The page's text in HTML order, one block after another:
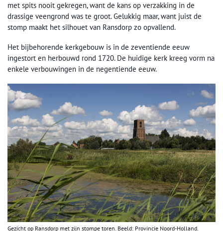
met spits nooit gekregen, want de kans op verzakking in de
drassige veengrond was te groot. Gelukkig maar, want juist de
stomp maakt het silhouet van Ransdorp zo opvallend.
Het bijbehorende kerkgebouw is in de zeventiende eeuw
ingestort en herbouwd rond 1720. De huidige kerk kreeg vorm na
enkele verbouwingen in de negentiende eeuw.
Gezicht op Ransdorp met zijn stompe toren. Beeld: Provincie Noord-Holland.